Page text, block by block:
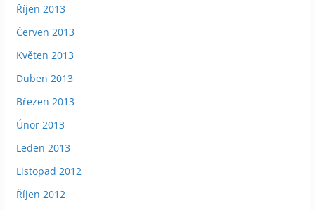
Říjen 2013
Červen 2013
Květen 2013
Duben 2013
Březen 2013
Únor 2013
Leden 2013
Listopad 2012
Říjen 2012